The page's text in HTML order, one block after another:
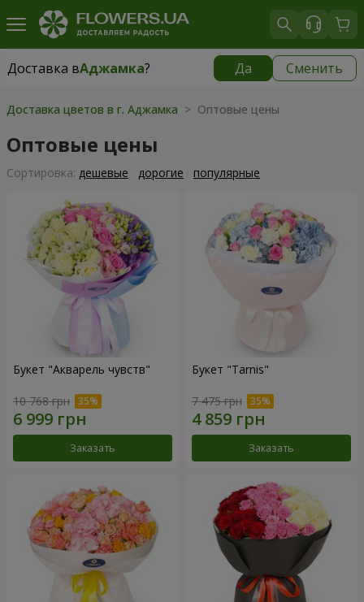
Доставка вАджамка? Да Сменить
Доставка вАджамка|
Доставка цветов в г. Аджамка > Оптовые цены
Оптовые цены
Cортировка: дешевые дорогие популярные
Букет "Акварель чувств"
10 768 грн
Заказать
Букет "Tarnis"
7 475 грн
Заказать